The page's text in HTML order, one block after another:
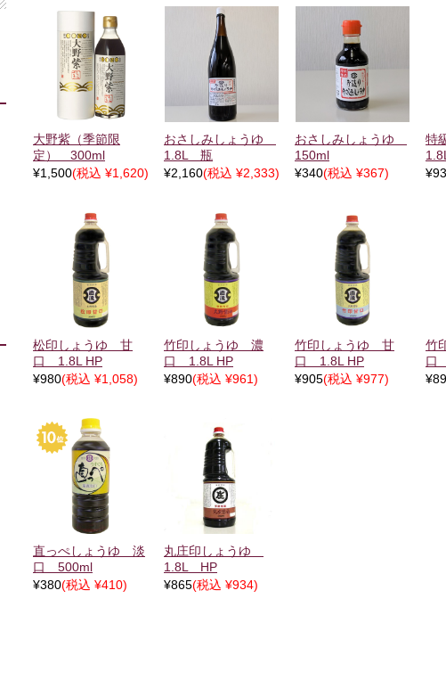
大野紫（季節限
定） 300ml
¥1,500(税込 ¥1,620)
おさしみしょうゆ
1.8L 瓶
¥2,160(税込 ¥2,333)
おさしみしょうゆ
150ml
¥340(税込 ¥367)
特
松印しょうゆ 甘
口 1.8L HP
¥980(税込 ¥1,058)
竹印しょうゆ 濃
口 1.8L HP
¥890(税込 ¥961)
竹印しょうゆ 甘
口 1.8L HP
¥905(税込 ¥977)
竹
口
直っぺしょうゆ 淡
口 500ml
¥380(税込 ¥410)
丸庄印しょうゆ
1.8L HP
¥865(税込 ¥934)